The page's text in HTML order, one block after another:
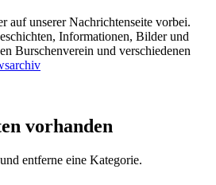
auf unserer Nachrichtenseite vorbei.
Informationen, Bilder und
Burschenverein und verschiedenen
vorhanden
entferne eine Kategorie.